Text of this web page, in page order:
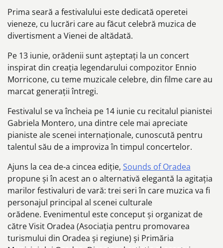
Prima seară a festivalului este dedicată operetei
vieneze, cu lucrări care au făcut celebră muzica de
divertisment a Vienei de altădată.
Pe 13 iunie, orădenii sunt așteptați la un concert
inspirat din creația legendarului compozitor Ennio
Morricone, cu teme muzicale celebre, din filme care au
marcat generații întregi.
Festivalul se va încheia pe 14 iunie cu recitalul pianistei
Gabriela Montero, una dintre cele mai apreciate
pianiste ale scenei internaționale, cunoscută pentru
talentul său de a improviza în timpul concertelor.
Ajuns la cea de-a cincea ediție, Sounds of Oradea
propune și în acest an o alternativă elegantă la agitația
marilor festivaluri de vară: trei seri în care muzica va fi
personajul principal al scenei culturale
orădene. Evenimentul este conceput și organizat de
către Visit Oradea (Asociația pentru promovarea
turismului din Oradea și regiune) și Primăria